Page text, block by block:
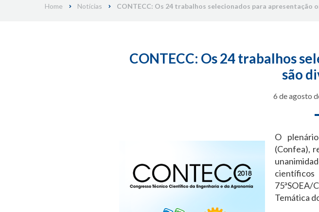
Home Notícias CONTECC: Os 24 trabalhos selecionados para apresentação
CONTECC: Os 24 trabalhos
são
6 de agosto
O
(Confea),
Temática